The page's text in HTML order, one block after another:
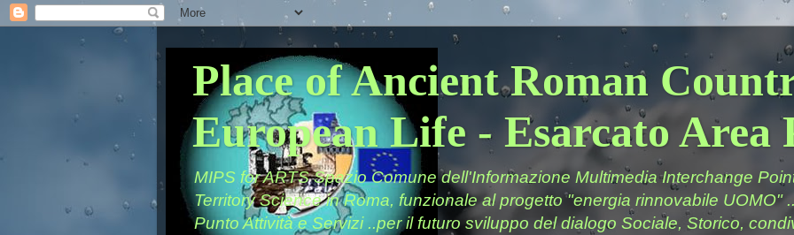
Place of Ancient Roman
European Life - Esarcato Area
MIPS for ARTS Spazio Comune dell'Informazione Multimedia Interchange
Territory Science in Roma, funzionale al progetto "energia rinnovabile UOMO"
Punto Attività e Servizi ..per il futuro sviluppo del dialogo Sociale, Storico,